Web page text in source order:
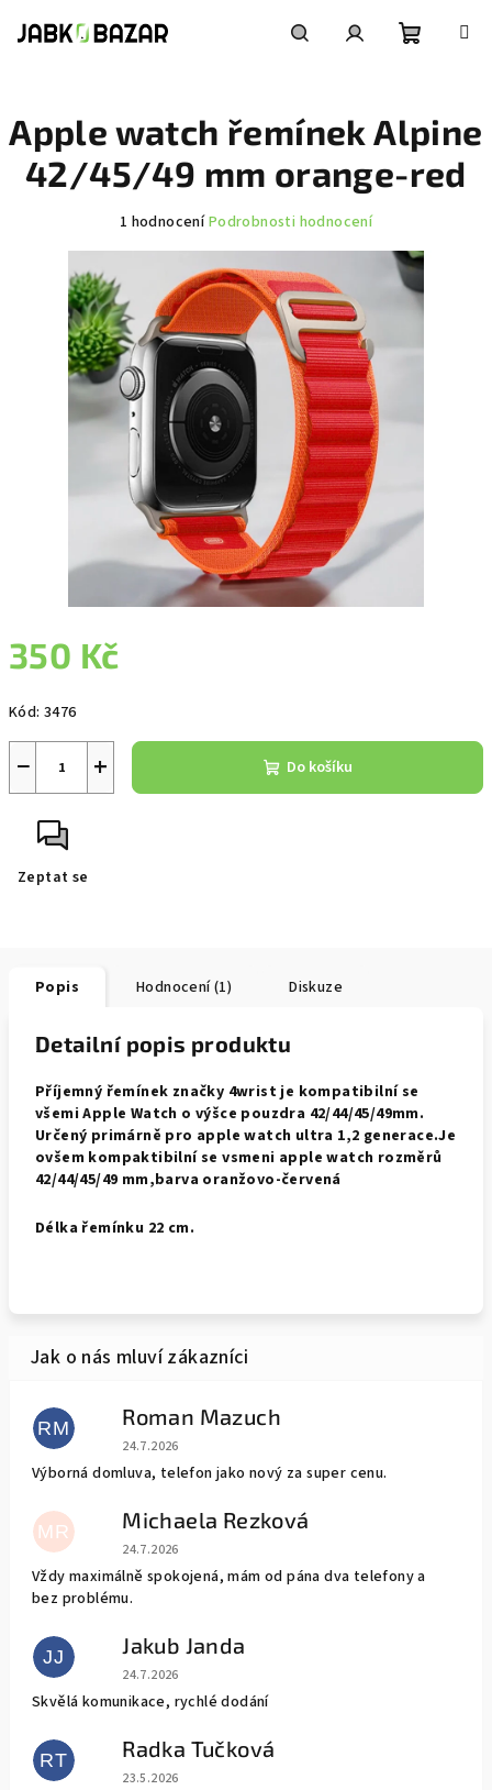
košík
350 Kč
cena:
Kód: 3476
+
− Do košíku
Zeptat se
Apple watch řemínek Alpine
42/45/49 mm orange-red
Průměrné
je
5,0
z
5
hvězdiček.
1 hodnoceníPodrobnosti hodnocení
Popis Hodnocení (1) Diskuze
Detailní popis produktu
Příjemný řemínek značky 4wrist je kompatibilní se
všemi Apple Watch o výšce pouzdra 42/44/45/49mm.
Určený primárně pro apple watch ultra 1,2 generace.Je
ovšem kompaktibilní se vsmeni apple watch rozměrů
42/44/45/49 mm,barva oranžovo-červená
Délka řemínku 22 cm.
RM Roman Mazuch
Hodnocení obchodu je 5 z 5 hvězdiček.
24.7.2026
Výborná domluva, telefon jako nový za super cenu.
MR Michaela Rezková
Hodnocení obchodu je 5 z 5 hvězdiček.
24.7.2026
Vždy maximálně spokojená, mám od pána dva telefony a
bez problému.
JJ Jakub Janda
Hodnocení obchodu je 5 z 5 hvězdiček.
24.7.2026
Skvělá komunikace, rychlé dodání
RT Radka Tučková
Hodnocení obchodu je 5 z 5 hvězdiček.
23.5.2026